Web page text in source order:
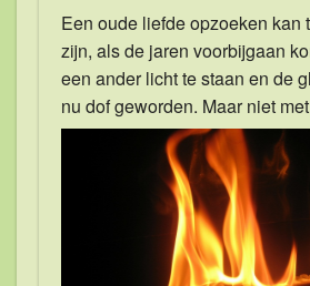
Een oude liefde opzoeken kan
zijn, als de jaren voorbijgaan
een ander licht te staan en de
nu dof geworden. Maar niet